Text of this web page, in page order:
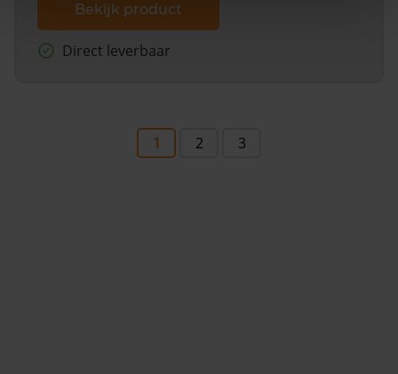
Bekijk product
Direct leverbaar
1 2 3